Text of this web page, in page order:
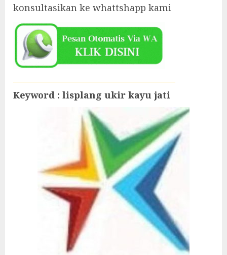
konsultasikan ke whattshapp kami
Keyword : lisplang ukir kayu jati